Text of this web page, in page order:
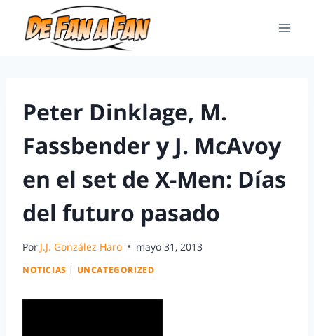
Peter Dinklage, M.
Fassbender y J. McAvoy
en el set de X-Men: Días
del futuro pasado
Por J.J. González Haro mayo 31, 2013
NOTICIAS | UNCATEGORIZED